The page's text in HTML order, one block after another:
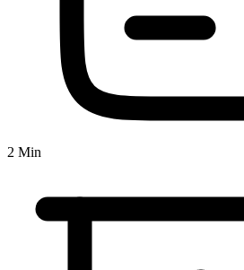
2 Min